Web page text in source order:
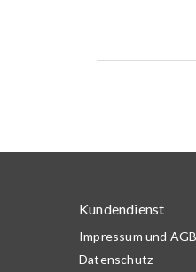
Kundendienst
Impressum und AGB
Datenschutz